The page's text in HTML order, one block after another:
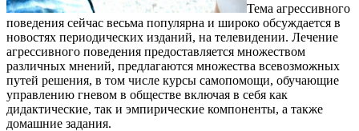
Тема агрессивного
поведения сейчас весьма популярна и широко обсуждается в
новостях периодических изданий, на телевидении. Лечение
агрессивного поведения предоставляется множеством
различных мнений, предлагаются множества всевозможных
путей решения, в том числе курсы самопомощи, обучающие
управлению гневом в обществе включая в себя как
дидактические, так и эмпирические компоненты, а также
домашние задания.